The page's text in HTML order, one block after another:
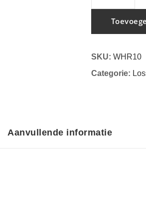
x
massief
rubber
SKU: WHR10
Categorie:
Aanvullende informatie